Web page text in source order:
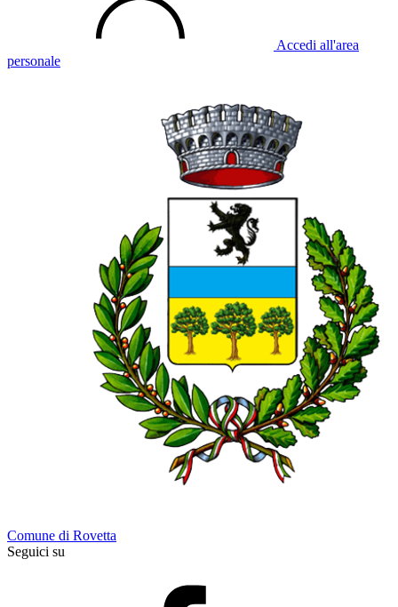
Accedi all'area
personale
Comune di Rovetta
Seguici su